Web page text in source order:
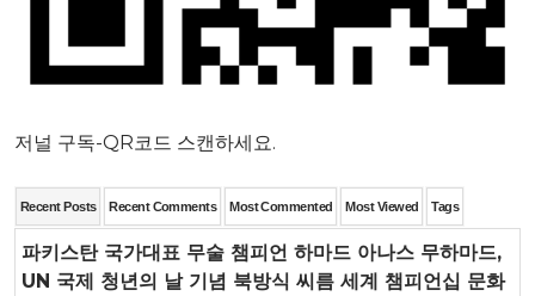
저널 구독-QR코드 스캔하세요.
Recent Posts Recent Comments Most Commented Most Viewed Tags
파키스탄 국가대표 무술 챔피언 하마드 아나스 무하마드,
UN 국제 청년의 날 기념 북방식 씨름 세계 챔피언십 문화